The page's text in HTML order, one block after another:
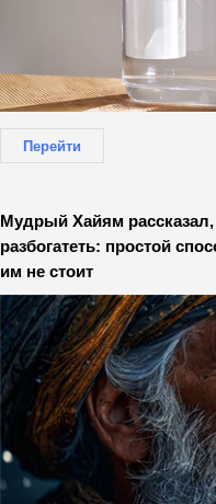
Перейти
Мудрый Хайям
разбогатеть: простой
им не стоит